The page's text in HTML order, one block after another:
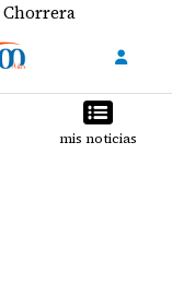
mis noticias